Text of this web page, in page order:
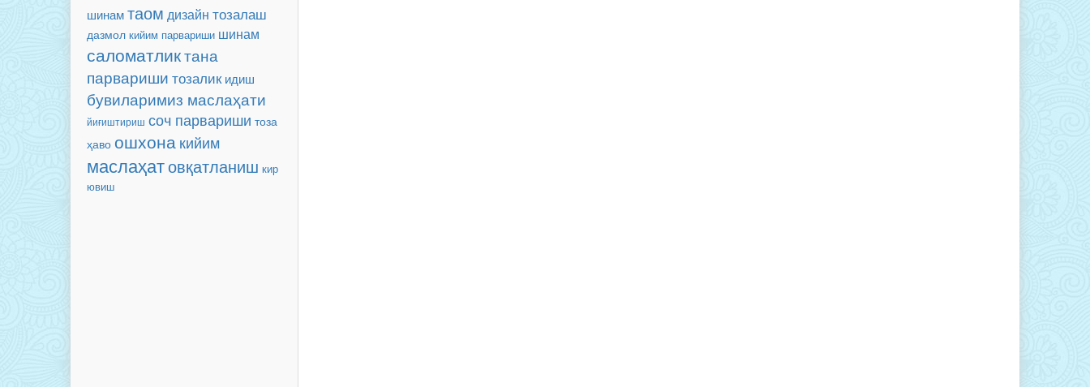
шинамтаом дизайн тозалаш
дазмол кийим парвариши шинам
саломатликтана
парвариши тозалик идиш
бувиларимиз маслаҳати
йиғиштириш соч парвариши тоза
ҳаво ошхона кийим
маслаҳатовқатланиш кир
ювиш